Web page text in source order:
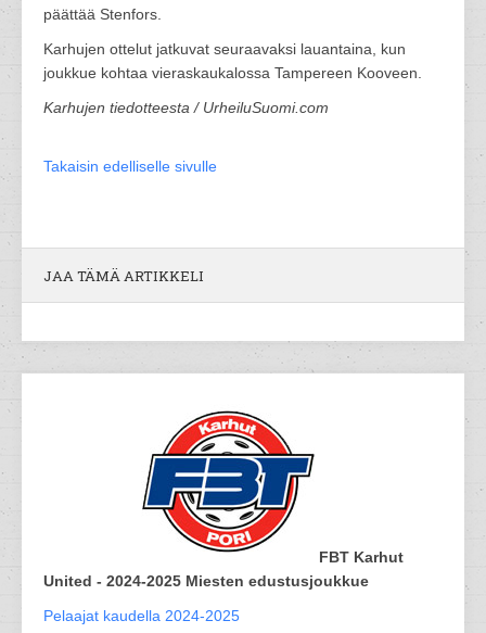
päättää Stenfors.
Karhujen ottelut jatkuvat seuraavaksi lauantaina, kun
joukkue kohtaa vieraskaukalossa Tampereen Kooveen.
Karhujen tiedotteesta / UrheiluSuomi.com
Takaisin edelliselle sivulle
JAA TÄMÄ ARTIKKELI
FBT Karhut
United - 2024-2025 Miesten edustusjoukkue
Pelaajat kaudella 2024-2025